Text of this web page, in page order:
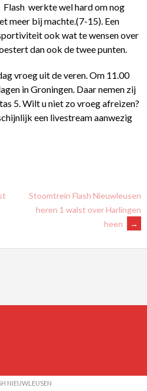
werkte wel hard om nog
meer bij machte.(7-15). Een
ook wat te wensen over
dan ook de twee punten.
vroeg uit de veren. Om 11.00
in Groningen. Daar nemen zij
5. Wilt u niet zo vroeg afreizen?
een livestream aanwezig
Stoomtrein Flash Nieuwleusen
heren 1 walst over Harlingen
heen
→
NIEUWLEUSEN